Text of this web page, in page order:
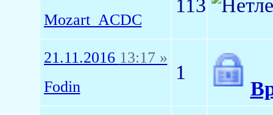
Mozart_ACDC
113
21.11.2016 13:17 »
Fodin
1